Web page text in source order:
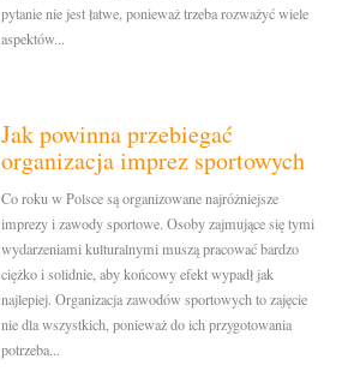
pytanie nie jest łatwe, ponieważ trzeba rozważyć wiele
aspektów...
Jak powinna przebiegać
organizacja imprez sportowych
Co roku w Polsce są organizowane najróżniejsze
imprezy i zawody sportowe. Osoby zajmujące się tymi
wydarzeniami kulturalnymi muszą pracować bardzo
ciężko i solidnie, aby końcowy efekt wypadł jak
najlepiej. Organizacja zawodów sportowych to zajęcie
nie dla wszystkich, ponieważ do ich przygotowania
potrzeba...